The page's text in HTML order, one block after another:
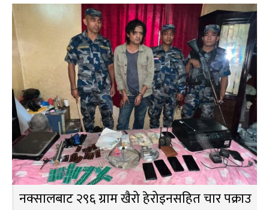
नक्सालबाट २९६ ग्राम खैरो हेरोइनसहित चार पक्राउ